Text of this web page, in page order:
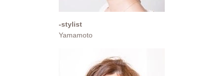
-stylist
Yamamoto